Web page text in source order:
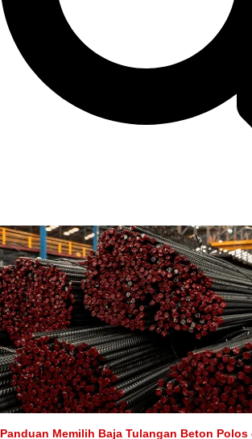
Panduan Memilih Baja Tulangan Beton Polos